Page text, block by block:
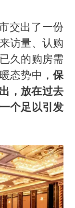
交出了一份
访量、认购
久的购房需
态势中，保
，放在过去
个足以引发